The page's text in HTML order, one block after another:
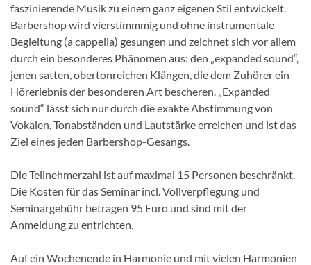
faszinierende Musik zu einem ganz eigenen Stil entwickelt.
Barbershop wird vierstimmmig und ohne instrumentale
Begleitung (a cappella) gesungen und zeichnet sich vor allem
durch ein besonderes Phänomen aus: den „expanded sound“,
jenen satten, obertonreichen Klängen, die dem Zuhörer ein
Hörerlebnis der besonderen Art bescheren. „Expanded
sound“ lässt sich nur durch die exakte Abstimmung von
Vokalen, Tonabständen und Lautstärke erreichen und ist das
Ziel eines jeden Barbershop-Gesangs.
Die Teilnehmerzahl ist auf maximal 15 Personen beschränkt.
Die Kosten für das Seminar incl. Vollverpflegung und
Seminargebühr betragen 95 Euro und sind mit der
Anmeldung zu entrichten.
Auf ein Wochenende in Harmonie und mit vielen Harmonien